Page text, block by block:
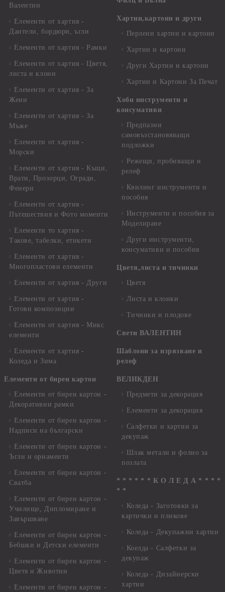
Валентин
Елементи от хартия -
Дантели, бордюри, ъгли
Елементи от хартия - Рамки
Елементи от хартия - Цветя,
листа и клони
Елементи от хартия - За
Жени
Елементи от хартия - За
Мъже
Елементи от хартия -
Морски
Елементи от хартия - Къщи,
Врати, Прозорци, Огради,
Фенери
Елементи от хартия -
Пътешествия и Фото моменти
Елементи то хартия -
Такове, табелки, етикети
Елементи от хартия -
Многопластови елементи
Елементи от хартия - Други
Елементи от хартия -
Готови композиции
Елементи от хартия - Микс
елементи
Елементи от хартия -
Коледа и Зима
Елементи от бирен картон
Елементи от бирен картон -
Декоративни рамки
Елементи от бирен картон -
Надписи на български
Елементи от бирен картон -
Ъгли и орнаменти
Елементи от бирен картон -
Сватба
Елементи от бирен картон -
Училище, Дипломиране и
Завършване
Елементи от бирен картон -
Бебшки и Детски елементи
Елементи от бирен картон -
Цветя и Животни
Елементи от бирен картон -
Хартии,картони и други
Перлени хартии и картони
Хартии и картони
Други Хартии и картони
Хартии и Картони За Печат
Хоби инструменти и
консумативи
Предпазни
самовъзстановяващи
подложки
Режещи, пробиващи и
релеф
Квилинг инструменти и
пособия
Инструменти и пособия за
Моделиране
Други инструменти,
консумативи и пособия
Цветя,листа и тичинки
Цветя
Листа и клонки
Тичинки и плодове
Свети ВАЛЕНТИН
Шаблони за изрязване и
релеф
ВЕЛИКДЕН
Предмети за декорация
Елементи за декорация
Салфетки и хартии за
декупаж
Шлак метали и фолио за
позлата
* * * * * * К О Л Е Д А * * * *
* *
Коледа - Заготовки за
картички и пликове
Коледа - Декупажни хартии
Коелда - Салфетки за
декупаж
Коледа - Дизайнерски
хартии